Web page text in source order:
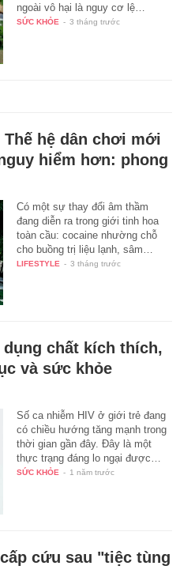
ngoài vô hại là nguy cơ lệ…
SỨC KHỎE - 3 tháng trước
Thế hệ dân chơi mới
hiểm hơn: phong
Có một sự thay đổi âm thầm
đang diễn ra trong giới tinh hoa
toàn cầu: cocaine nhường chỗ
cho buồng trị liệu lạnh, sâm…
LIFESTYLE - 3 tháng trước
chất kích thích,
và sức khỏe
Số ca nhiễm HIV ở giới trẻ đang
có chiều hướng tăng mạnh trong
thời gian gần đây. Đây là một
thực trạng đáng lo ngại được…
SỨC KHỎE - 1 năm trước
cứu sau "tiệc tùng